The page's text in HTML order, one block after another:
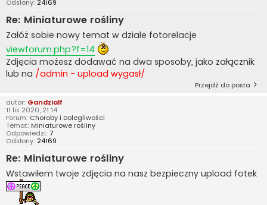
Odsłony: 24169
Re: Miniaturowe rośliny
Załóż sobie nowy temat w dziale fotorelacje
viewforum.php?f=14
Zdjęcia możesz dodawać na dwa sposoby, jako załącznik
lub na /admin - upload wygasł/
Przejdź do posta
autor: Gandzialf
11 lis 2020, 21:14
Forum: Choroby i Dolegliwości
Temat: Miniaturowe rośliny
Odpowiedzi: 7
Odsłony: 24169
Re: Miniaturowe rośliny
Wstawiłem twoje zdjęcia na nasz bezpieczny upload fotek